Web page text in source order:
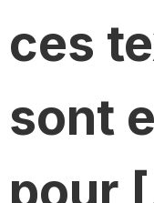
ces
sont
pour